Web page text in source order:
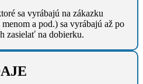
sa vyrábajú na zákazku
a pod.) sa vyrábajú až po
zasielať na dobierku.